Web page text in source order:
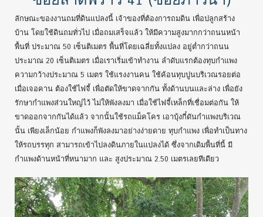
ลักษณะของงานถมที่ดินแปลงนี้ เจ้าของที่ต้องการถมดิน เพื่อปลูกสร้าง
บ้าน โดยใช้ดินถมทั่วไป เมื่อถมเสร็จแล้ว ให้มีความสูงมากกว่าถนนหน้า
พื้นที่ ประมาณ 50 เซ็นติเมตร พื้นที่โดยเฉลี่ยทั้งแปลง อยู่ต่ำกว่าถนน
ประมาณ 20 เซ็นติเมตร เมื่อเราเริ่มเข้าทำงาน ลำดับแรกต้องทุบกำแพง
ความกว้างประมาณ 5 เมตร ใช้แรงงานคน ใช้ค้อนทุบปูนบริเวณรอยต่อ
เมื่อเจอคาน ต้องใช้ไฟจี้ เพื่อตัดให้ขาดจากกัน ทั้งด้านบนและล่าง เพื่อยัง
รักษากำแพงส่วนใหญ่ไว้ ไม่ให้พังลงมา เมื่อใช้ไฟจี้เหล็กที่เชื่อมต่อกัน ให้
ขาดออกจากกันได้แล้ว จากนั้นใช้รถแม็คโคร เอาบุ้งกี๋ดันกำแพงบริเวณ
นั้น เพียงเล็กน้อย กำแพงก็พังลงมาอย่างง่ายดาย ทุบกำแพง เพื่อทำเป็นทาง
ให้รถบรรทุก สามารถเข้าไปลงดินภายในแปลงได้ ซึ่งจากเดิมพื้นที่นี้ มี
กำแพงด้านหน้าที่หนามาก และ สูงประมาณ 2.50 เมตรเลยทีเดียว